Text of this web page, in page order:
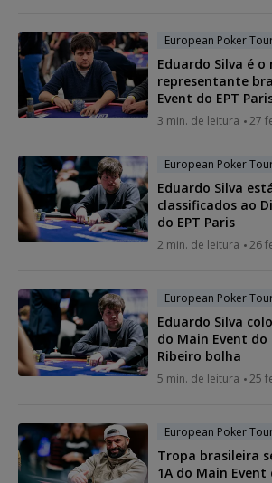
European Poker
Eduardo Silva é o
representante
Event do EPT
3 min. de leitura 27
European Poker
Eduardo Silva
classificados ao
do EPT Paris
2 min. de leitura 26
European Poker
Eduardo Silva
do Main Event do
Ribeiro bolha
5 min. de leitura 25
European Poker
Tropa brasileira
1A do Main Event